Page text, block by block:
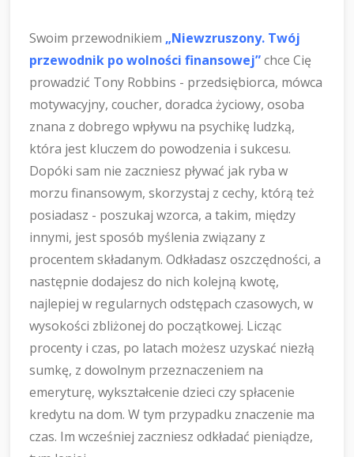
Swoim przewodnikiem „Niewzruszony. Twój
przewodnik po wolności finansowej”chce Cię
prowadzić Tony Robbins - przedsiębiorca, mówca
motywacyjny, coucher, doradca życiowy, osoba
znana z dobrego wpływu na psychikę ludzką,
która jest kluczem do powodzenia i sukcesu.
Dopóki sam nie zaczniesz pływać jak ryba w
morzu finansowym, skorzystaj z cechy, którą też
posiadasz - poszukaj wzorca, a takim, między
innymi, jest sposób myślenia związany z
procentem składanym. Odkładasz oszczędności, a
następnie dodajesz do nich kolejną kwotę,
najlepiej w regularnych odstępach czasowych, w
wysokości zbliżonej do początkowej. Licząc
procenty i czas, po latach możesz uzyskać niezłą
sumkę, z dowolnym przeznaczeniem na
emeryturę, wykształcenie dzieci czy spłacenie
kredytu na dom. W tym przypadku znaczenie ma
czas. Im wcześniej zaczniesz odkładać pieniądze,